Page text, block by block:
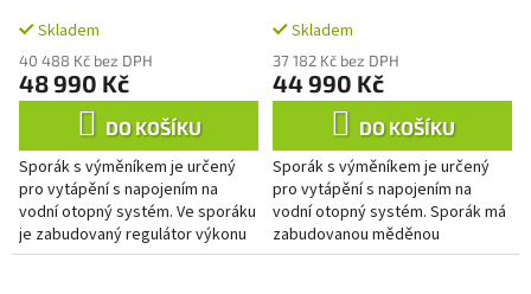
Skladem
40 488 Kč bez DPH
48 990 Kč
DO KOŠÍKU
Sporák s výměníkem je určený
pro vytápění s napojením na
vodní otopný systém. Ve sporáku
je zabudovaný regulátor výkonu
do topné soustavy. Regulace
Skladem
37 182 Kč bez DPH
44 990 Kč
DO KOŠÍKU
Sporák s výměníkem je určený
pro vytápění s napojením na
vodní otopný systém. Sporák má
zabudovanou měděnou
ochlazovací smyčku, která